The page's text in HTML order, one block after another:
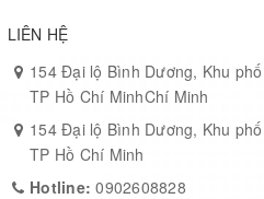
Bề mặt sơn tĩnh điện đen cát
chống ẩm.
Cơ cấu ráp nhanh bằng ngàm âm
Phù hợp chonhiều kiểu mặt bàn:
laminate.
LIÊN HỆ
154 Đại lộ Bình Dương, Khu
TP Hồ Chí MinhChí Minh
154 Đại lộ Bình Dương, Khu
TP Hồ Chí Minh
Hotline:0902608828